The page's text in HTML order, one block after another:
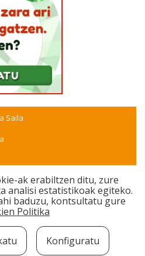
Saila
| Lege oharra|Irisgarritasuna
garatua
ak erabiltzen ditu, zure
analisi estatistikoak egiteko.
baduzu, kontsultatu gure
Politika
Konfiguratu